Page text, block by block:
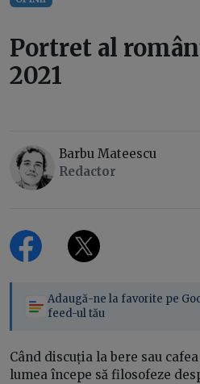
Portret al
2021
Barbu Mateescu
Redactor
Adaugă-ne la favorite pe
feed-ul tău
Când discuția la bere sau
lumea începe să filosofeze